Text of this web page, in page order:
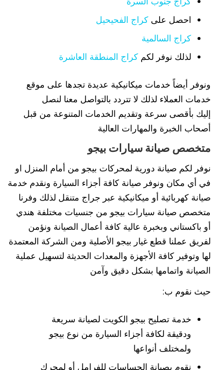
احصل على كراج الفحيحيل
كراج السالمية
لذلك نوفر لكم كراج المنطقة العاشرة
ونوفر أيضاً خدمات ميكانيكية عديدة تجدها على موقع
خدمات العملاء لذلك لا تتردد بالتواصل معنا لنصل
إليك بأقصى سرعة وتقديم الخدمات المتنوعة من قبل
أصحاب الخبرة والمهارات العالية
متخصص صيانة سيارات بيجو
نوفر لكم صيانة دورية لمحركات بيجو من أمام المنزل او
في أي مكان ونوفر صيانة كافة أجزاء السيارة ونقدم خدمة
صيانة كهربائية أو ميكانيكية عبر جراج متنقل لذلك وفرنا
متخصص صيانة سيارات بيجو من جنسيات مختلفة هندي
أو باكستاني وبخبرة عالية كافة أعمال الصيانة ونؤمن
لفريق عملنا قطع غيار بيجو الأصلية ومن الشركة المعتمدة
لها وتوفير كافة الأجهزة والمعدات الحديثة لتسهيل عملية
الصيانة واتمامها بشكل دقيق وآمن
حيث نقوم ب:
خدمة تصليح بيجو الكويت لصيانة سريعة
ودقيقة لكافة أجزاء السيارة من نوع بيجو
ولمختلف أنواعها
نقوم بصيانة الحساسات للفرامل أو لمحرك